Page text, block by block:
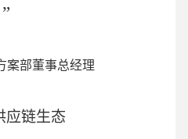
案部董事总经理
应链生态